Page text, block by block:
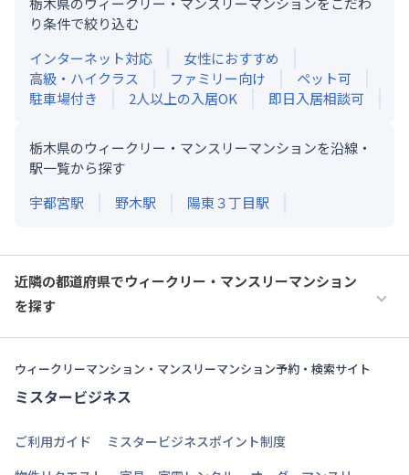
り条件で絞り込む
インターネット対応
女性におすすめ
高級・ハイクラス
ファミリー向け
ペット可
駐車場付き
2人以上の入居OK 即日入居相談可
栃木県のウィークリー・マンスリーマンションを沿線・
駅一覧から探す
宇都宮駅 野木駅 陽東３丁目駅
近隣の都道府県でウィークリー・マンスリーマンション
を探す
ウィークリーマンション・マンスリーマンション予約・検索サイト
ミスタービジネス
ご利用ガイド
ミスタービジネスポイント制度